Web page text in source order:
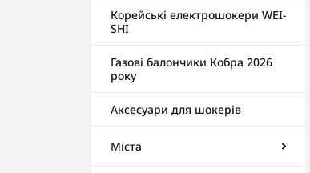
Корейські електрошокери WEI-
SHI
Газові балончики Кобра 2026
року
Аксесуари для шокерів
Міста